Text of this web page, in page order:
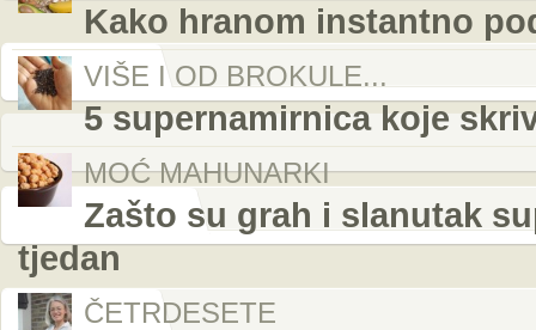
Kako hranom instantno
VIŠE I OD BROKULE...
5 supernamirnica koje
MOĆ MAHUNARKI
Zašto su grah i slanutak
tjedan
ČETRDESETE